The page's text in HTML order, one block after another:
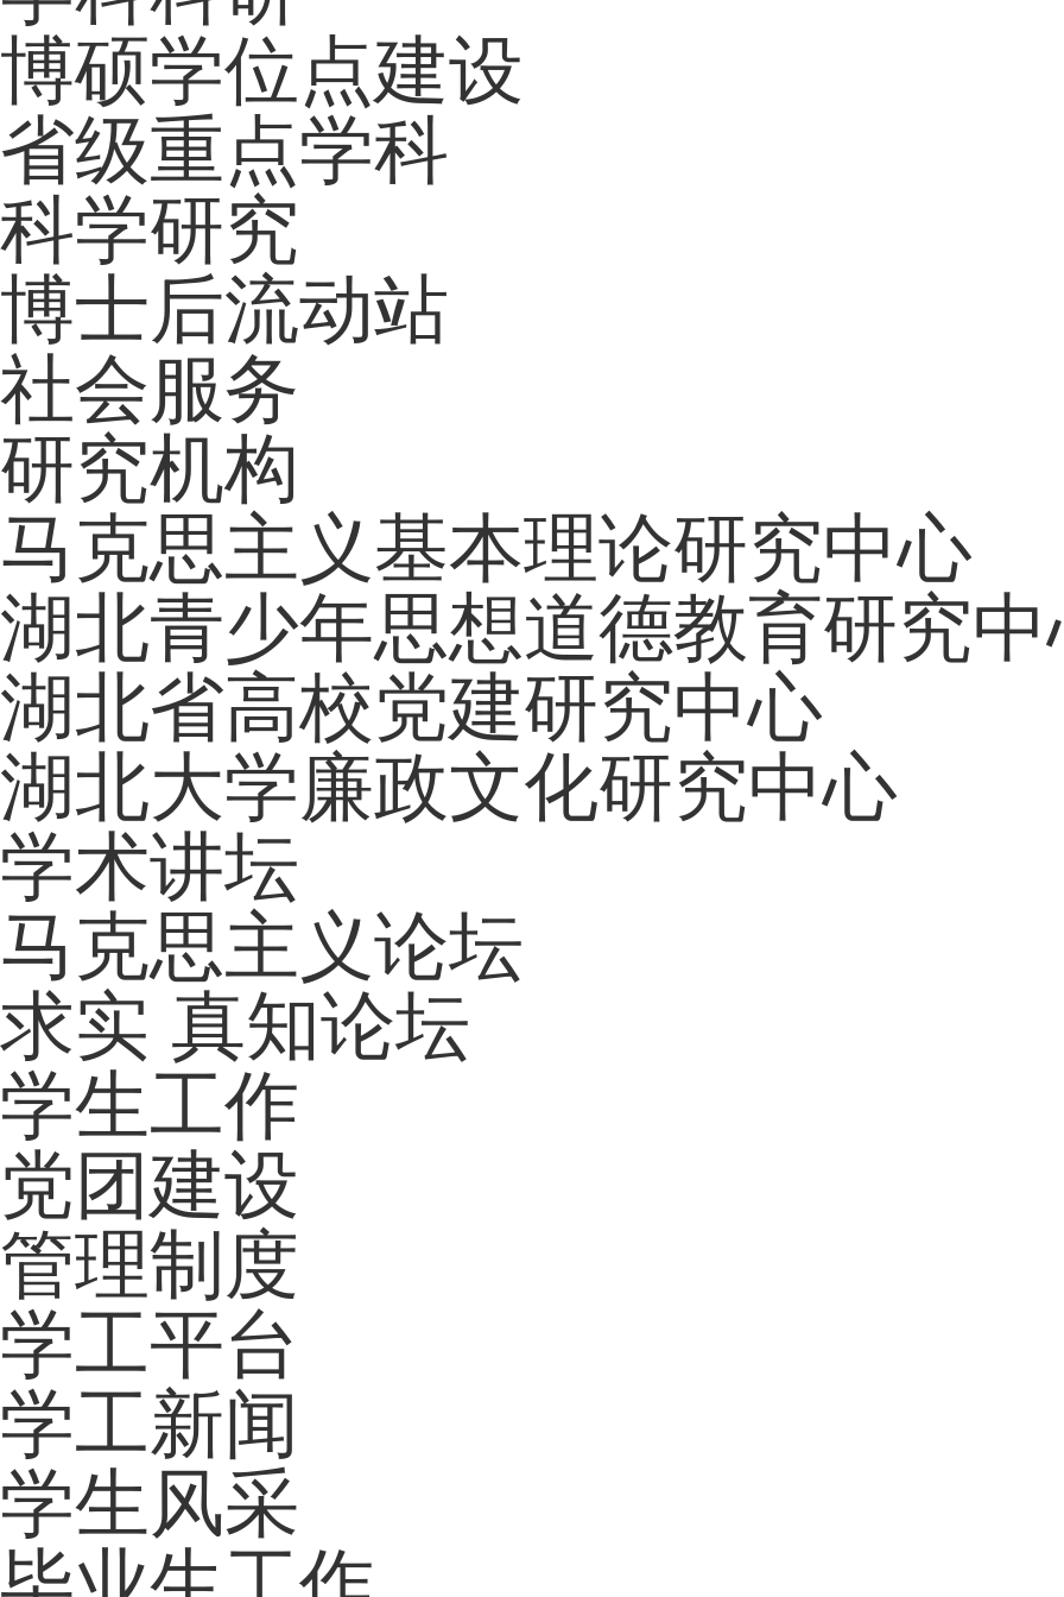
博硕学位点建设
省级重点学科
科学研究
博士后流动站
社会服务
研究机构
马克思主义基本理论研究中心
湖北青少年思想道德教育研究
湖北省高校党建研究中心
湖北大学廉政文化研究中心
学术讲坛
马克思主义论坛
求实 真知论坛
学生工作
党团建设
管理制度
学工平台
学工新闻
学生风采